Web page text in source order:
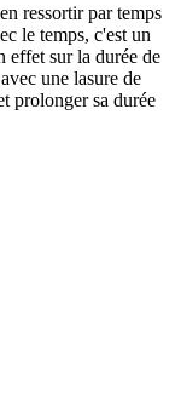
ressortir par temps
le temps, c'est un
effet sur la durée de
une lasure de
prolonger sa durée